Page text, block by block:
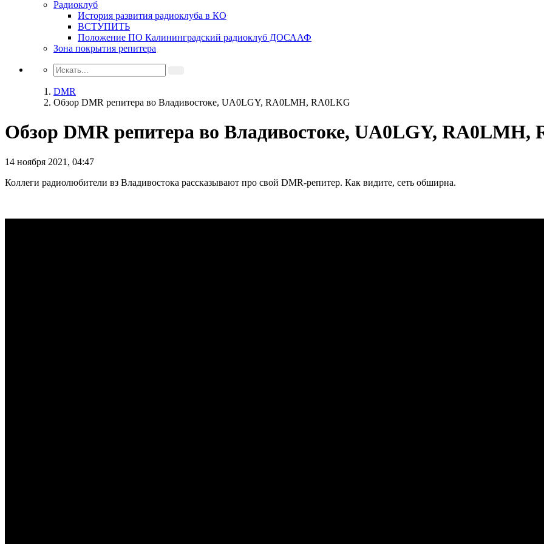
Радиоклуб
История развития радиоклуба в КО
ВСТУПИТЬ
Положение ПО Калининградский радиоклуб ДОСААФ
Зона покрытия репитера
DMR
Обзор DMR репитера во Владивостоке, UA0LGY, RA0LMH, RA0LKG
Обзор DMR репитера во Владивостоке, UA0LGY, RA0LMH,
14 ноября 2021, 04:47
Коллеги радиолюбители вз Владивостока рассказывают про свой DMR-репитер. Как видите, сеть обширна.